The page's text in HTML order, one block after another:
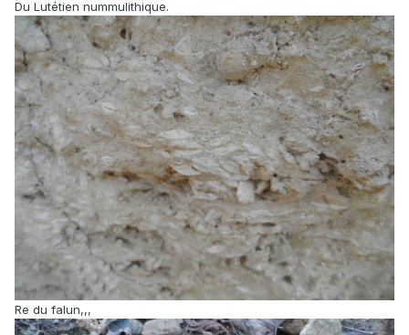
Du Lutétien nummulithique.
Re du falun,,,